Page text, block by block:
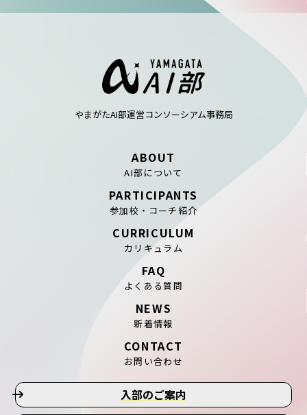
やまがたAI部運営コンソーシアム事務局
ABOUT
AI部について
PARTICIPANTS
参加校・コーチ紹介
CURRICULUM
カリキュラム
FAQ
よくある質問
NEWS
新着情報
CONTACT
お問い合わせ
入部のご案内